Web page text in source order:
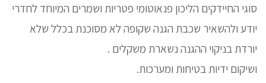
סוגי החיידקים הליכון פנאוטומי פטריות ושמרים המיוחד לחדרי
יודע ולהשאיר שכבת הגנה שקופה לא מסוכנת בכלל שלא
יורדת בניקוי ההגנה נשארת משקלים .
ושיקום ידיות בטיחות ומערכות.